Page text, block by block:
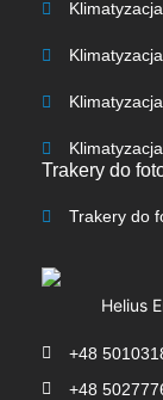
Trakery do
Trakery do
Helius
+48
+48